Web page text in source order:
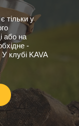
тільки у
або на
-
клубі KAVA